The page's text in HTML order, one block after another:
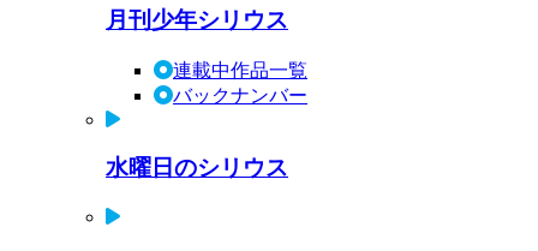
月刊少年シリウス
連載中作品一覧
バックナンバー
水曜日のシリウス